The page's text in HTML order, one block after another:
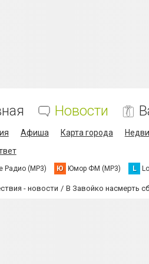
Новости
Афиша Карта города
Радио (MP3) Ю Юмор ФМ (MP3) L
- новости В Завойко насмерть